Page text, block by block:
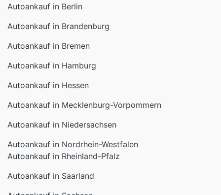
Autoankauf in Berlin
Autoankauf in Brandenburg
Autoankauf in Bremen
Autoankauf in Hamburg
Autoankauf in Hessen
Autoankauf in Mecklenburg-Vorpommern
Autoankauf in Niedersachsen
Autoankauf in Nordrhein-Westfalen
Autoankauf in Rheinland-Pfalz
Autoankauf in Saarland